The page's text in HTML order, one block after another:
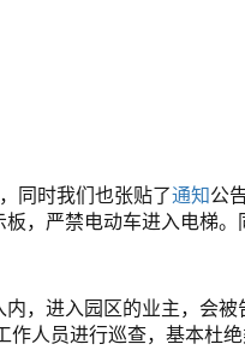
同时我们也张贴了通知公
，严禁电动车进入电梯。
，进入园区的业主，会被
作人员进行巡查，基本杜绝